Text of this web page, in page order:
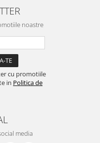
noastre
cu promotiile
in Politica de
media